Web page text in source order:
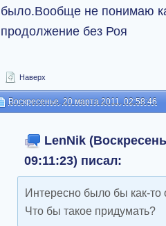
было.Вообще не понимаю
продолжение без Роя
Наверх
Воскресенье, 20 марта 2011, 02:58:46
LenNik
09:11:23) писал:
Интересно было бы как-
Что бы такое придумать?